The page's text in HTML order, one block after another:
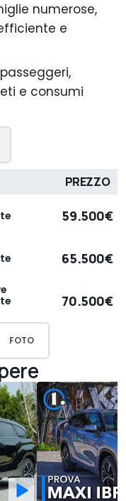
numerose,
e
e consumi
PREZZO
59.500€
65.500€
70.500€
FOTO